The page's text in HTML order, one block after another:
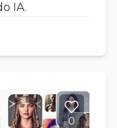
IA.
0